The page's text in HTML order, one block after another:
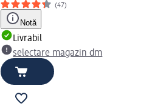
(47)
Notă
Livrabil
selectare magazin dm